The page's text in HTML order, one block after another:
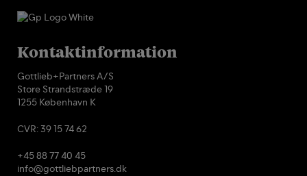
Kontaktinformation
Gottlieb+Partners A/S
Store Strandstræde 19
1255 København K
CVR: 39 15 74 62
+45 88 77 40 45
info@gottliebpartners.dk